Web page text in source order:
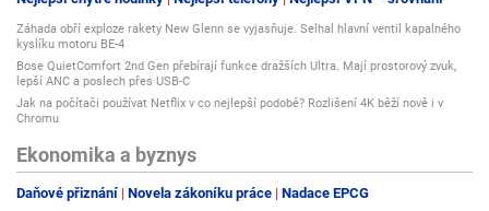
Záhada obří exploze rakety New Glenn se vyjasňuje. Selhal hlavní ventil kapalného
kyslíku motoru BE-4
Bose QuietComfort 2nd Gen přebírají funkce dražších Ultra. Mají prostorový zvuk,
lepší ANC a poslech přes USB-C
Jak na počítači používat Netflix v co nejlepší podobě? Rozlišení 4K běží nově i v
Chromu
Ekonomika a byznys
Daňové přiznání Novela zákoníku práce Nadace EPCG